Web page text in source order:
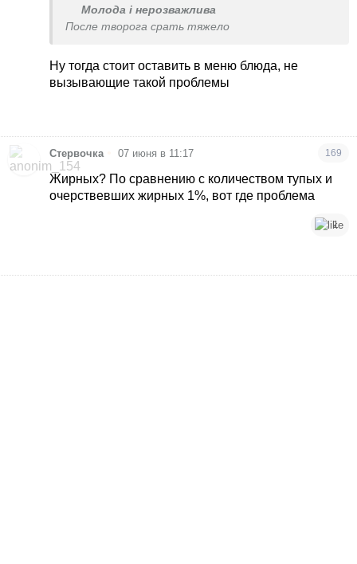
Молода і нерозважлива
После творога срать тяжело
Ну тогда стоит оставить в меню блюда, не
вызывающие такой проблемы
Стервочка 07 июня в 11:17 169
Жирных? По сравнению с количеством тупых и
очерствевших жирных 1%, вот где проблема
1